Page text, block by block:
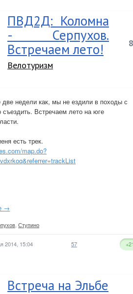
ПВД2Д: Коломна
- Серпухов.
Встречаем лето!
Велотуризм
8
две недели как, мы не ездили в походы с
съездить. Встречаем лето на юге
есть трек.
map.do?
→
Ступино
2014, 15:04 57
Встреча на Эльбе